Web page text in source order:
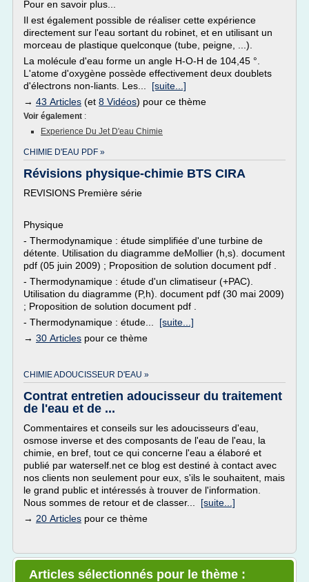
Pour en savoir plus...
Il est également possible de réaliser cette expérience
directement sur l'eau sortant du robinet, et en utilisant un
morceau de plastique quelconque (tube, peigne, ...).
La molécule d'eau forme un angle H-O-H de 104,45 °.
L'atome d'oxygène possède effectivement deux doublets
d'électrons non-liants. Les... [suite...]
→ 43 Articles (et 8 Vidéos) pour ce thème
Voir également :
Experience Du Jet D'eau Chimie
CHIMIE D'EAU PDF »
Révisions physique-chimie BTS CIRA
REVISIONS Première série
Physique
- Thermodynamique : étude simplifiée d'une turbine de
détente. Utilisation du diagramme deMollier (h,s). document
pdf (05 juin 2009) ; Proposition de solution document pdf .
- Thermodynamique : étude d'un climatiseur (+PAC).
Utilisation du diagramme (P,h). document pdf (30 mai 2009)
; Proposition de solution document pdf .
- Thermodynamique : étude... [suite...]
→ 30 Articles pour ce thème
CHIMIE ADOUCISSEUR D'EAU »
Contrat entretien adoucisseur du traitement
de l'eau et de ...
Commentaires et conseils sur les adoucisseurs d'eau,
osmose inverse et des composants de l'eau de l'eau, la
chimie, en bref, tout ce qui concerne l'eau a élaboré et
publié par waterself.net ce blog est destiné à contact avec
nos clients non seulement pour eux, s'ils le souhaitent, mais
le grand public et intéressés à trouver de l'information.
Nous sommes de retour et de classer... [suite...]
→ 20 Articles pour ce thème
Articles sélectionnés pour le thème :